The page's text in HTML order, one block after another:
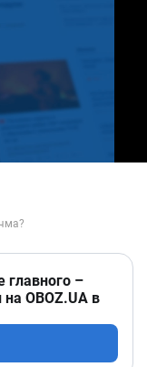
главного –
OBOZ.UA в